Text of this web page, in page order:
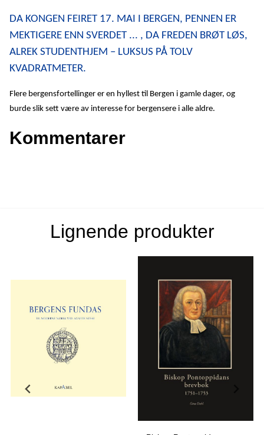
DA KONGEN FEIRET 17. MAI I BERGEN, PENNEN ER
MEKTIGERE ENN SVERDET ... , DA FREDEN BRØT LØS,
ALREK STUDENTHJEM – LUKSUS PÅ TOLV
KVADRATMETER.
Flere bergensfortellinger er en hyllest til Bergen i gamle dager, og
burde slik sett være av interesse for bergensere i alle aldre.
Kommentarer
Lignende produkter